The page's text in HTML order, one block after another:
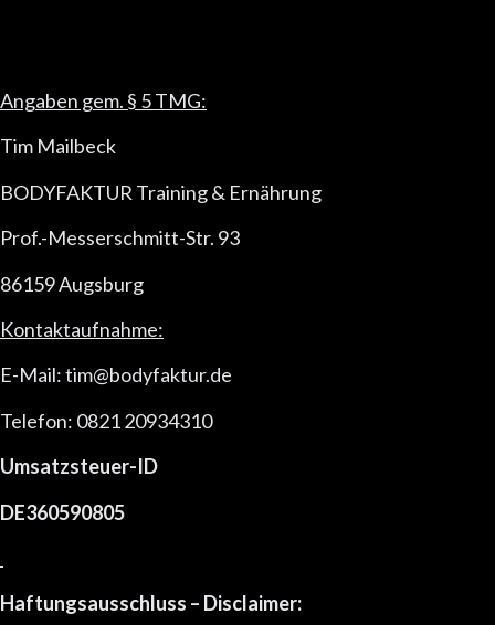
Angaben gem. § 5 TMG:
Tim Mailbeck
BODYFAKTUR Training & Ernährung
Prof.-Messerschmitt-Str. 93
86159 Augsburg
Kontaktaufnahme:
E-Mail: tim@bodyfaktur.de
Telefon: 0821 20934310
Umsatzsteuer-ID
DE360590805
Haftungsausschluss – Disclaimer: